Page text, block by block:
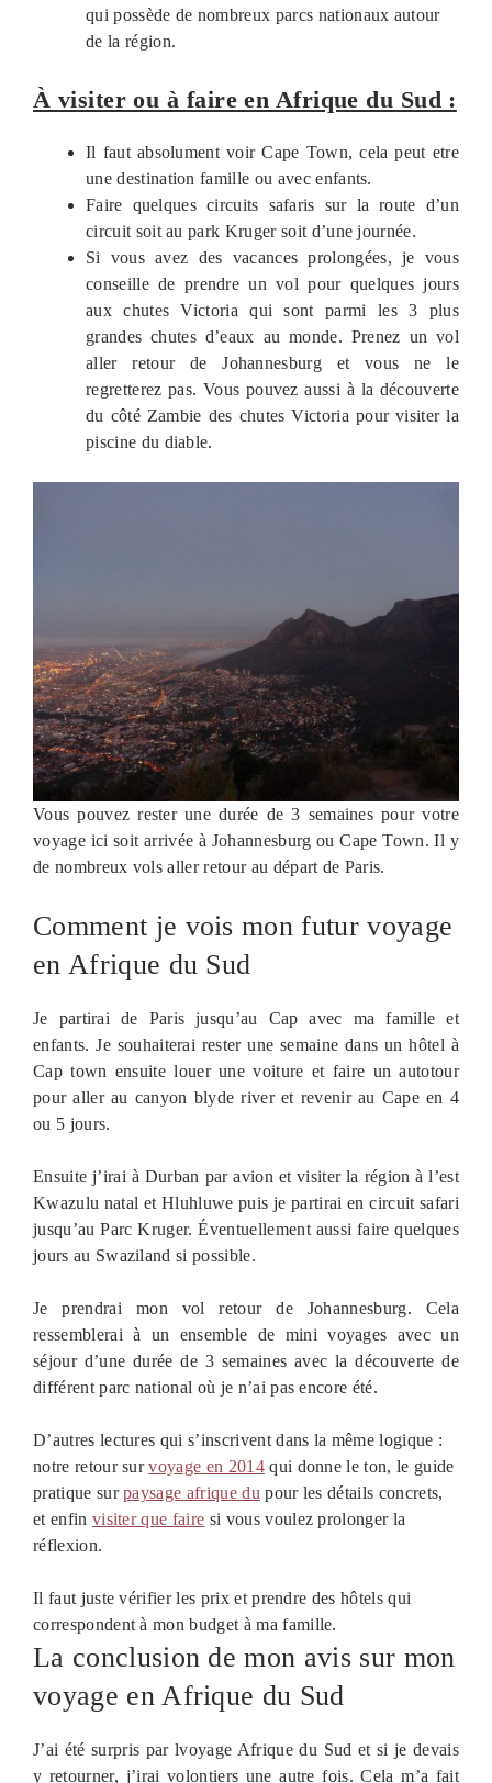
qui possède de nombreux parcs nationaux autour
de la région.
À visiter ou à faire en Afrique du Sud :
Il faut absolument voir Cape Town, cela peut etre
une destination famille ou avec enfants.
Faire quelques circuits safaris sur la route d’un
circuit soit au park Kruger soit d’une journée.
Si vous avez des vacances prolongées, je vous
conseille de prendre un vol pour quelques jours
aux chutes Victoria qui sont parmi les 3 plus
grandes chutes d’eaux au monde. Prenez un vol
aller retour de Johannesburg et vous ne le
regretterez pas. Vous pouvez aussi à la découverte
du côté Zambie des chutes Victoria pour visiter la
piscine du diable.
Vous pouvez rester une durée de 3 semaines pour votre
voyage ici soit arrivée à Johannesburg ou Cape Town. Il y
de nombreux vols aller retour au départ de Paris.
Comment je vois mon futur voyage
en Afrique du Sud
Je partirai de Paris jusqu’au Cap avec ma famille et
enfants. Je souhaiterai rester une semaine dans un hôtel à
Cap town ensuite louer une voiture et faire un autotour
pour aller au canyon blyde river et revenir au Cape en 4
ou 5 jours.
Ensuite j’irai à Durban par avion et visiter la région à l’est
Kwazulu natal et Hluhluwe puis je partirai en circuit safari
jusqu’au Parc Kruger. Éventuellement aussi faire quelques
jours au Swaziland si possible.
Je prendrai mon vol retour de Johannesburg. Cela
ressemblerai à un ensemble de mini voyages avec un
séjour d’une durée de 3 semaines avec la découverte de
différent parc national où je n’ai pas encore été.
D’autres lectures qui s’inscrivent dans la même logique :
notre retour survoyage en 2014qui donne le ton, le guide
pratique surpaysage afrique du pour les détails concrets,
et enfin visiter que faire si vous voulez prolonger la
réflexion.
Il faut juste vérifier les prix et prendre des hôtels qui
correspondent à mon budget à ma famille.
La conclusion de mon avis sur mon
voyage en Afrique du Sud
J’ai été surpris par lvoyage Afrique du Sud et si je devais
y retourner, j’irai volontiers une autre fois. Cela m’a fait